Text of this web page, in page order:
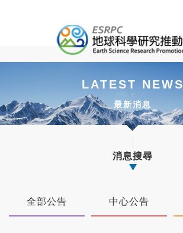
LATEST NEWS
最新消息
消息搜尋
全部公告 中心公告